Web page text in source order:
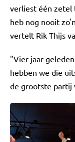
verliest één zetel
heb nog nooit
vertelt Rik Thijs
"Vier jaar
hebben we die
de grootste partij